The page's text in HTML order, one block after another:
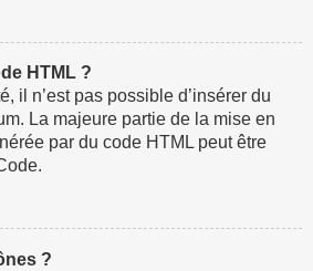
HTML ?
il n’est pas possible d’insérer du
La majeure partie de la mise en
par du code HTML peut être
?